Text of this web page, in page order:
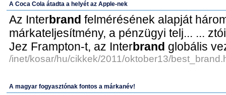
A Coca Cola átadta a helyét az Apple-nek
Az Interbrand felmérésének alapját
márkateljesítmény, a pénzügyi telj... ...
Jez Frampton-t, az Interbrand globális
/inet/kosar/hu/cikkek/2011/oktober13/
A magyar fogyasztónak fontos a márkanév!